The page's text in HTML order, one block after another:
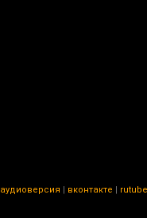
аудиоверсия | вконтакте | rutube